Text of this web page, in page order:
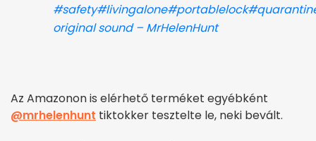
#safety#livingalone#portablelock
original sound – MrHelenHunt
Az Amazonon is elérhető terméket egyébként
@mrhelenhunt tiktokker tesztelte le, neki bevált.